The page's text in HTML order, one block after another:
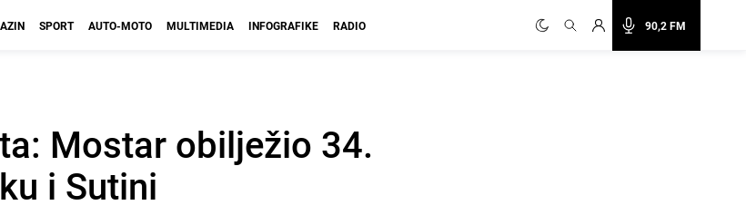
90,2 FM
SPORT AUTO-MOTO MULTIMEDIA INFOGRAFIKE RADIO
Mostar obilježio 34.
i Sutini